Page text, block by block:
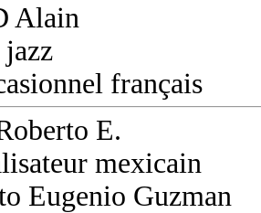
Alain
français
E.
mexicain
Eugenio Guzman